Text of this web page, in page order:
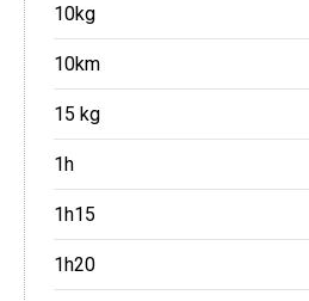
10kg
10km
15 kg
1h
1h15
1h20